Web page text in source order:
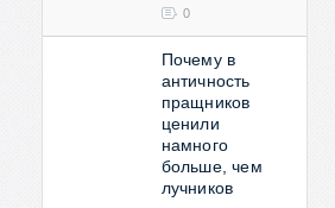
0
Почему в
античность
пращников
ценили
намного
больше, чем
лучников